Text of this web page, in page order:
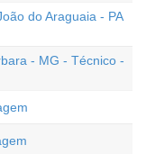
do Araguaia - PA
- MG - Técnico -